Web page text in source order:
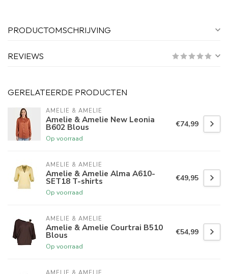
PRODUCTOMSCHRIJVING
REVIEWS
GERELATEERDE PRODUCTEN
AMELIE & AMELIE
Amelie & Amelie New Leonia
B602 Blous
Op voorraad
€74,99
AMELIE & AMELIE
Amelie & Amelie Alma A610-
SET18 T-shirts
Op voorraad
€49,95
AMELIE & AMELIE
Amelie & Amelie Courtrai B510
Blous
Op voorraad
€54,99